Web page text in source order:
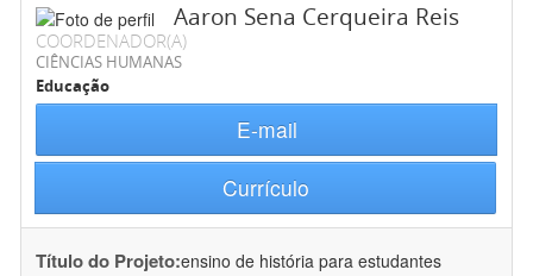
Aaron Sena Cerqueira Reis
COORDENADOR(A)
CIÊNCIAS HUMANAS
Educação
E-mail
Currículo
Título do Projeto:ensino de história para estudantes